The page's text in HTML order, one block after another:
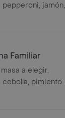
pepperoni, jamón,
Familiar
a elegir,
cebolla, pimiento
negras y